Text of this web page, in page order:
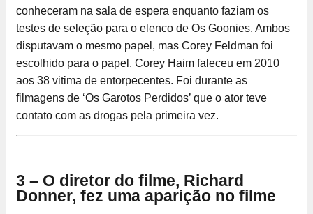
conheceram na sala de espera enquanto faziam os
testes de seleção para o elenco de Os Goonies. Ambos
disputavam o mesmo papel, mas Corey Feldman foi
escolhido para o papel. Corey Haim faleceu em 2010
aos 38 vitima de entorpecentes. Foi durante as
filmagens de ‘Os Garotos Perdidos’ que o ator teve
contato com as drogas pela primeira vez.
3 – O diretor do filme, Richard
Donner, fez uma aparição no filme